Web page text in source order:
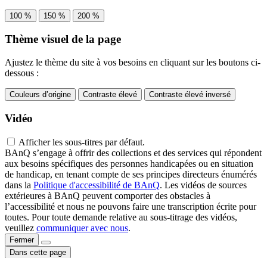
100 % 150 % 200 %
Thème visuel de la page
Ajustez le thème du site à vos besoins en cliquant sur les boutons ci-
dessous :
Couleurs d’origine Contraste élevé Contraste élevé inversé
Vidéo
Afficher les sous-titres par défaut.
BAnQ s’engage à offrir des collections et des services qui répondent
aux besoins spécifiques des personnes handicapées ou en situation
de handicap, en tenant compte de ses principes directeurs énumérés
dans la Politique d'accessibilité de BAnQ. Les vidéos de sources
extérieures à BAnQ peuvent comporter des obstacles à
l’accessibilité et nous ne pouvons faire une transcription écrite pour
toutes. Pour toute demande relative au sous-titrage des vidéos,
veuillez communiquer avec nous.
Fermer
Dans cette page